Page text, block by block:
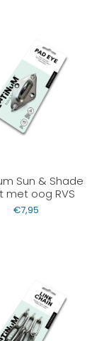
Sun & Shade
met oog RVS
€7,95